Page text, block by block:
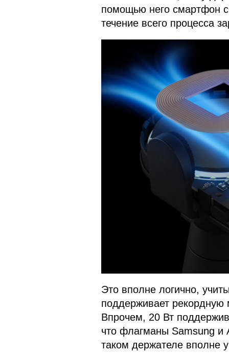
помощью него смартфон
течение всего процесса
Это вполне логично,
поддерживает рекордную
Впрочем, 20 Вт
что флагманы Samsung и
таком держателе вполне